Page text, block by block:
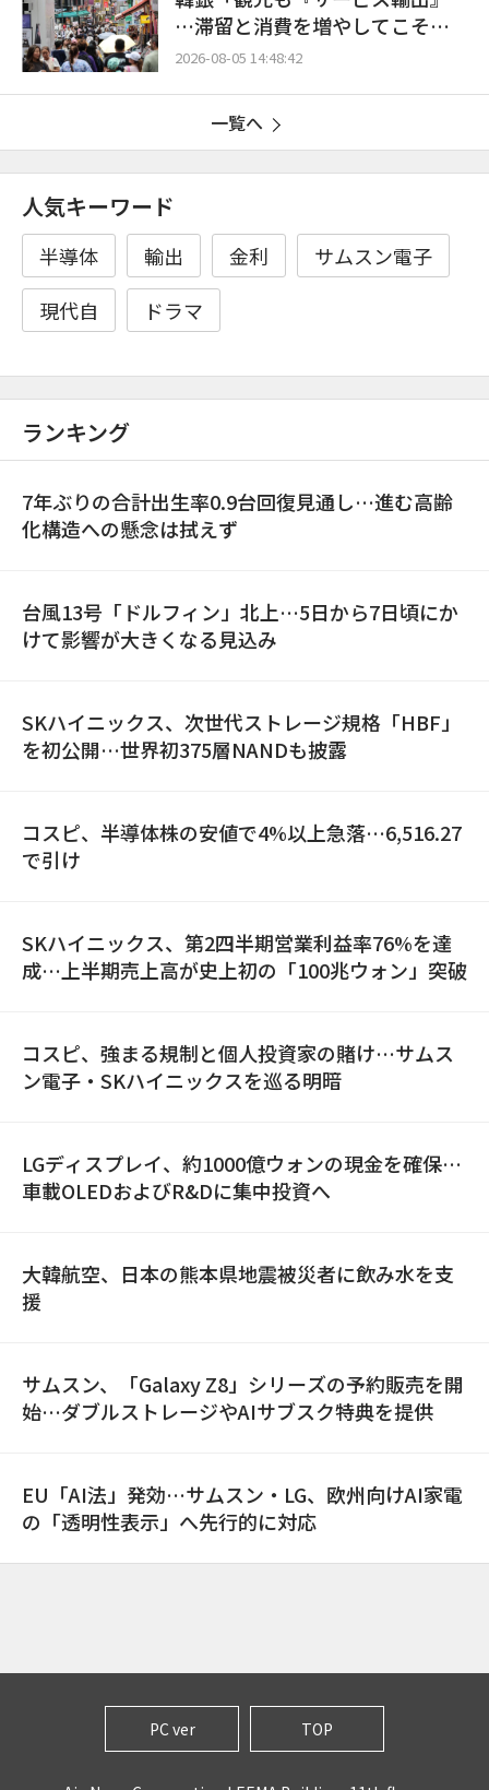
…滞留と消費を増やしてこそ成
長効果」
2026-08-05 14:48:42
一覧へ
人気キーワード
半導体 輸出 金利
サムスン電子
現代自
ドラマ
ランキング
7年ぶりの合計出生率0.9台回復見通し…進む高齢
化構造への懸念は拭えず
台風13号「ドルフィン」北上…5日から7日頃にか
けて影響が大きくなる見込み
SKハイニックス、次世代ストレージ規格「HBF」
を初公開…世界初375層NANDも披露
コスピ、半導体株の安値で4%以上急落…6,516.27
で引け
SKハイニックス、第2四半期営業利益率76%を達
成…上半期売上高が史上初の「100兆ウォン」突破
コスピ、強まる規制と個人投資家の賭け…サムス
ン電子・SKハイニックスを巡る明暗
LGディスプレイ、約1000億ウォンの現金を確保…
車載OLEDおよびR&Dに集中投資へ
大韓航空、日本の熊本県地震被災者に飲み水を支
援
サムスン、「Galaxy Z8」シリーズの予約販売を開
始…ダブルストレージやAIサブスク特典を提供
EU「AI法」発効…サムスン・LG、欧州向けAI家電
の「透明性表示」へ先行的に対応
PC ver TOP